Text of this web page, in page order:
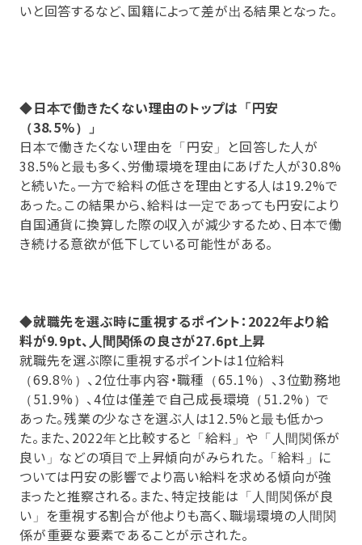
いと回答するなど、国籍によって差が出る結果となった。
◆日本で働きたくない理由のトップは「円安
（38.5%）」
日本で働きたくない理由を「円安」と回答した人が
38.5%と最も多く、労働環境を理由にあげた人が30.8%
と続いた。一方で給料の低さを理由とする人は19.2%で
あった。この結果から、給料は一定であっても円安により
自国通貨に換算した際の収入が減少するため、日本で働
き続ける意欲が低下している可能性がある。
◆就職先を選ぶ時に重視するポイント：2022年より給
料が9.9pt、人間関係の良さが27.6pt上昇
就職先を選ぶ際に重視するポイントは1位給料
（69.8％）、2位仕事内容・職種（65.1%）、3位勤務地
（51.9%）、4位は僅差で自己成長環境（51.2%）で
あった。残業の少なさを選ぶ人は12.5%と最も低かっ
た。また、2022年と比較すると「給料」や「人間関係が
良い」などの項目で上昇傾向がみられた。「給料」に
ついては円安の影響でより高い給料を求める傾向が強
まったと推察される。また、特定技能は「人間関係が良
い」を重視する割合が他よりも高く、職場環境の人間関
係が重要な要素であることが示された。